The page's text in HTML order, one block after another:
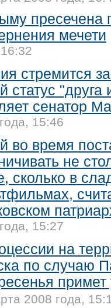
пресечена
мечети
стремится
статус "друга
сенатор
15:46
во время
не
сколько в
15:27
на
по случаю
примет
2008 года,